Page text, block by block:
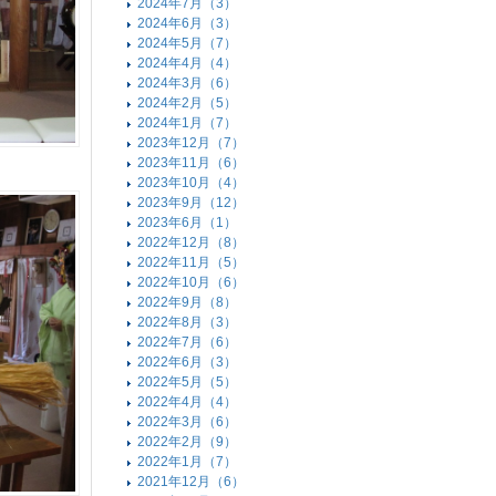
2024年7月（3）
2024年6月（3）
2024年5月（7）
2024年4月（4）
2024年3月（6）
2024年2月（5）
2024年1月（7）
2023年12月（7）
2023年11月（6）
2023年10月（4）
2023年9月（12）
2023年6月（1）
2022年12月（8）
2022年11月（5）
2022年10月（6）
2022年9月（8）
2022年8月（3）
2022年7月（6）
2022年6月（3）
2022年5月（5）
2022年4月（4）
2022年3月（6）
2022年2月（9）
2022年1月（7）
2021年12月（6）